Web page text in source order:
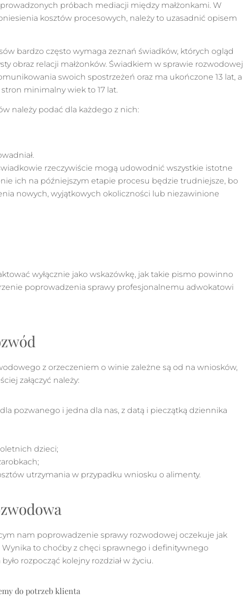
próbach mediacji między małżonkami. W
kosztów procesowych, należy to uzasadnić opisem
bardzo często wymaga zeznań świadków, których ogląd
obraz relacji małżonków. Świadkiem w sprawie rozwodowej
swoich spostrzeżeń oraz ma ukończone 13 lat, a
minimalny wiek to 17 lat.
należy podać dla każdego z nich:
rzeczywiście mogą udowodnić wszystkie istotne
ich na późniejszym etapie procesu będzie trudniejsze, bo
nowych, wyjątkowych okoliczności lub niezawinione
wyłącznie jako wskazówkę, jak takie pismo powinno
poprowadzenia sprawy profesjonalnemu adwokatowi
z orzeczeniem o winie zależne są od na wniosków,
załączyć należy:
pozwanego i jedna dla nas, z datą i pieczątką dziennika
dzieci;
utrzymania w przypadku wniosku o alimenty.
nam poprowadzenie sprawy rozwodowej oczekuje jak
to choćby z chęci sprawnego i definitywnego
rozpocząć kolejny rozdział w życiu.
do potrzeb klienta